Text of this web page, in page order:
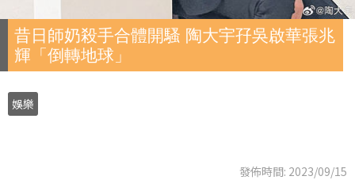
昔日師奶殺手合體開騷 陶大宇孖吳啟華張兆
輝「倒轉地球」
娛樂
發佈時間: 2023/09/15